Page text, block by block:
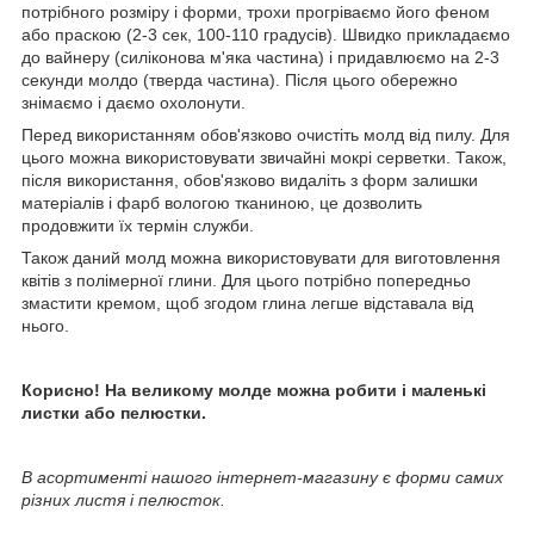
потрібного розміру і форми, трохи прогріваємо його феном
або праскою (2-3 сек, 100-110 градусів). Швидко прикладаємо
до вайнеру (силіконова м'яка частина) і придавлюємо на 2-3
секунди молдо (тверда частина). Після цього обережно
знімаємо і даємо охолонути.
Перед використанням обов'язково очистіть молд від пилу. Для
цього можна використовувати звичайні мокрі серветки. Також,
після використання, обов'язково видаліть з форм залишки
матеріалів і фарб вологою тканиною, це дозволить
продовжити їх термін служби.
Також даний молд можна використовувати для виготовлення
квітів з полімерної глини. Для цього потрібно попередньо
змастити кремом, щоб згодом глина легше відставала від
нього.
Корисно! На великому молде можна робити і маленькі
листки або пелюстки.
В асортименті нашого інтернет-магазину є форми самих
різних листя і пелюсток.